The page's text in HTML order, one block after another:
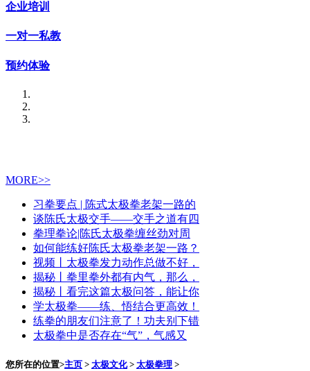
企业培训
一对一私教
预约体验
MORE>>
习拳要点 | 陈式太极拳老架一路的
谈陈氏太极交手——交手之道有四
拳理拳论|陈氏太极拳缠丝劲对周
如何能练好陈氏太极拳老架一路？
视频丨太极拳发力动作总做不好，
揭秘丨拳里拳外都有内气，那么，
揭秘丨看完这篇太极问答，能让你
学太极拳——练、悟结合更高效！
练拳的朋友们注意了！功夫别下错
太极拳中是否存在“气”，气感又
您所在的位置>主页 > 太极文化> 太极拳理 >